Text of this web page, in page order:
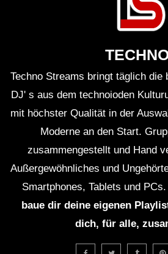
Podcast – Wikipedia
Get Out – Wikipedia
Hereditary – Wikipedia
Joe Bob Briggs – Wikipedia
WICHTIG:
Du solltest übrigens gerade weil
Techno Streams bringt täglich die
DJ' s aus dem technoioden
mit höchster Qualität in der
Moderne an den Start.
zusammengestellt und Hand
Außergewöhnliches und
Smartphones, Tablets und PCs.
baue dir deine eigenen
dich, für alle,